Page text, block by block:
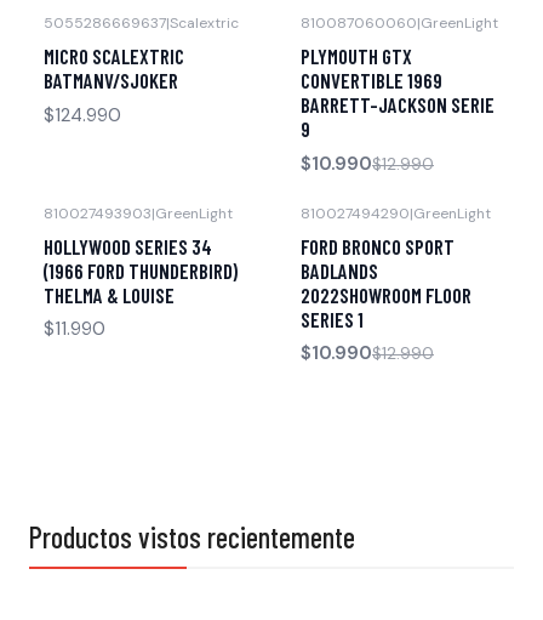
5055286669637|Scalextric
MICRO SCALEXTRIC
BATMANV/SJOKER
$124.990
Agotado
810087060060|GreenLight
PLYMOUTH GTX
CONVERTIBLE 1969
BARRETT-JACKSON SERIE
9
$10.990$12.990
810027493903|GreenLight
HOLLYWOOD SERIES 34
(1966 FORD THUNDERBIRD)
THELMA & LOUISE
$11.990
Agotado
810027494290|GreenLight
FORD BRONCO SPORT
BADLANDS
2022SHOWROOM FLOOR
SERIES 1
$10.990$12.990
Productos vistos recientemente